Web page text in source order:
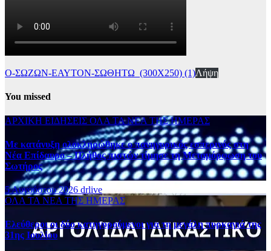
Ο-ΣΩΖΩΝ-ΕΑΥΤΟΝ-ΣΩΘΗΤΩ_(300Χ250) (1)Λήψη
You missed
ΑΡΧΙΚΗ ΕΙΔΗΣΕΙΣ ΟΛΑ ΤΑ ΝΕΑ ΤΗΣ ΗΜΕΡΑΣ
Με κατάνυξη ολοκληρώθηκε ο πανηγυρικός εσπερινός στη
Νέα Επίδαυρο – Πλήθος πιστών τίμησε τη Μεταμόρφωση του
Σωτήρος
5 Αυγούστου 2026 drlive
ΟΛΑ ΤΑ ΝΕΑ ΤΗΣ ΗΜΕΡΑΣ
Ελεύθεροι οι δύο κατηγορούμενοι για τη μεγάλη πυρκαγιά της
31ης Ιουλίου